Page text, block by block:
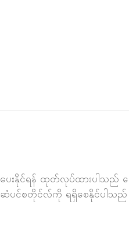
ထုတ်လုပ်ထားပါသည် ဗောက်ဖ
ဆံပင်စတိုင်လ်ကို ရရှိစေနိုင်ပါသည်